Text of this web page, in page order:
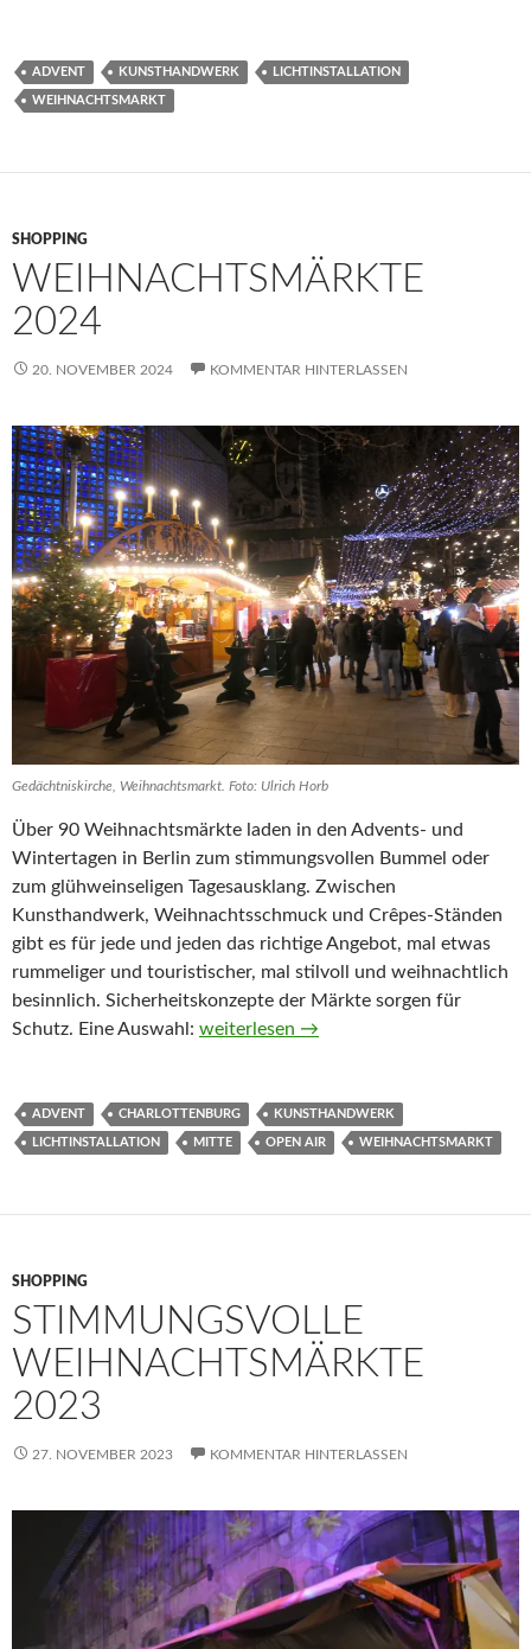
ADVENT KUNSTHANDWERK LICHTINSTALLATION
WEIHNACHTSMARKT
SHOPPING
WEIHNACHTSMÄRKTE
2024
20. NOVEMBER 2024 KOMMENTAR HINTERLASSEN
Gedächtniskirche, Weihnachtsmarkt. Foto: Ulrich Horb
Über 90 Weihnachtsmärkte laden in den Advents- und
Wintertagen in Berlin zum stimmungsvollen Bummel oder
zum glühweinseligen Tagesausklang. Zwischen
Kunsthandwerk, Weihnachtsschmuck und Crêpes-Ständen
gibt es für jede und jeden das richtige Angebot, mal etwas
rummeliger und touristischer, mal stilvoll und weihnachtlich
besinnlich. Sicherheitskonzepte der Märkte sorgen für
Schutz. Eine Auswahl: Weihnachtsmärkte 2024
weiterlesen →
ADVENT CHARLOTTENBURG KUNSTHANDWERK
LICHTINSTALLATION MITTE OPEN AIR WEIHNACHTSMARKT
SHOPPING
STIMMUNGSVOLLE
WEIHNACHTSMÄRKTE
2023
27. NOVEMBER 2023 KOMMENTAR HINTERLASSEN